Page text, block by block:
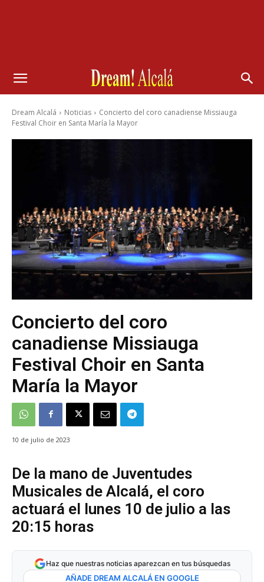
Dream Alcalá Noticias
Concierto del coro canadiense Missiauga
Festival Choir en Santa María la Mayor
Concierto del coro
canadiense Missiauga
Festival Choir en Santa
María la Mayor
10 de julio de 2023
De la mano de Juventudes
Musicales de Alcalá, el coro
actuará el lunes 10 de julio a las
20:15 horas
Haz que nuestras noticias aparezcan en tus búsquedas
AÑADE DREAM ALCALÁ EN GOOGLE